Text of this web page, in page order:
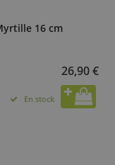
16 cm
26,90 €
En stock